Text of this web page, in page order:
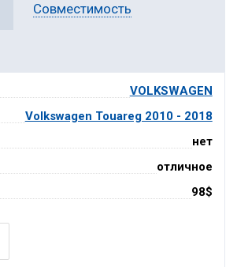
Совместимость
VOLKSWAGEN
Volkswagen Touareg 2010 - 2018
нет
отличное
98$